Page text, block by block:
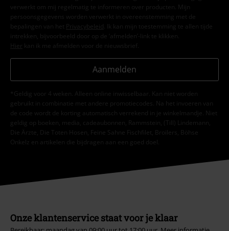
verwerkt om mij regelmatig te informeren over producten. Mijn
persoonsgegevens worden verwerkt in overeenstemming met de
bepalingen van het
Privacybeleid . Ik kan mijn toestemming te allen tijde
intrekken, bijvoorbeeld door op de ‘afmelden’-link te klikken.
Hier kan ik me afmelden voor de nieuwsbrief.
Aanmelden
*Geldig voor 4 weken. Alleen online inwisselbaar. Kan niet worden
gebruikt in combinatie met andere promotiecodes. Na het invoeren van
de code wordt de korting automatisch verrekend in je winkelmandje. Niet
geldig op boeken, media, cadeaubonnen, Rammstein, (Till) Lindemann,
Die Ärzte, Die Toten Hosen, Feine Sahne Fischfilet, Broilers, Böhse
Onkelz en artikelen die bijdragen aan een goed doel.
Onze klantenservice staat voor je klaar